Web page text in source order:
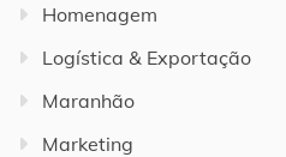
Homenagem
Logística & Exportação
Maranhão
Marketing